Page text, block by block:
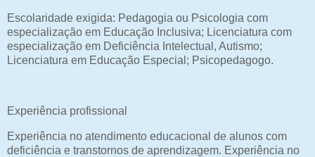
Escolaridade exigida: Pedagogia ou Psicologia com
especialização em Educação Inclusiva; Licenciatura com
especialização em Deficiência Intelectual, Autismo;
Licenciatura em Educação Especial; Psicopedagogo.
Experiência profissional
Experiência no atendimento educacional de alunos com
deficiência e transtornos de aprendizagem. Experiência no